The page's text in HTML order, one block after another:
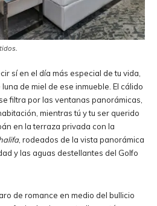
sí en el día más especial de tu vida,
de miel de ese inmueble. El cálido
filtra por las ventanas panorámicas,
mientras tú y tu ser querido
en la terraza privada con la
, rodeados de la vista panorámica
y las aguas destellantes del Golfo
de romance en medio del bullicio